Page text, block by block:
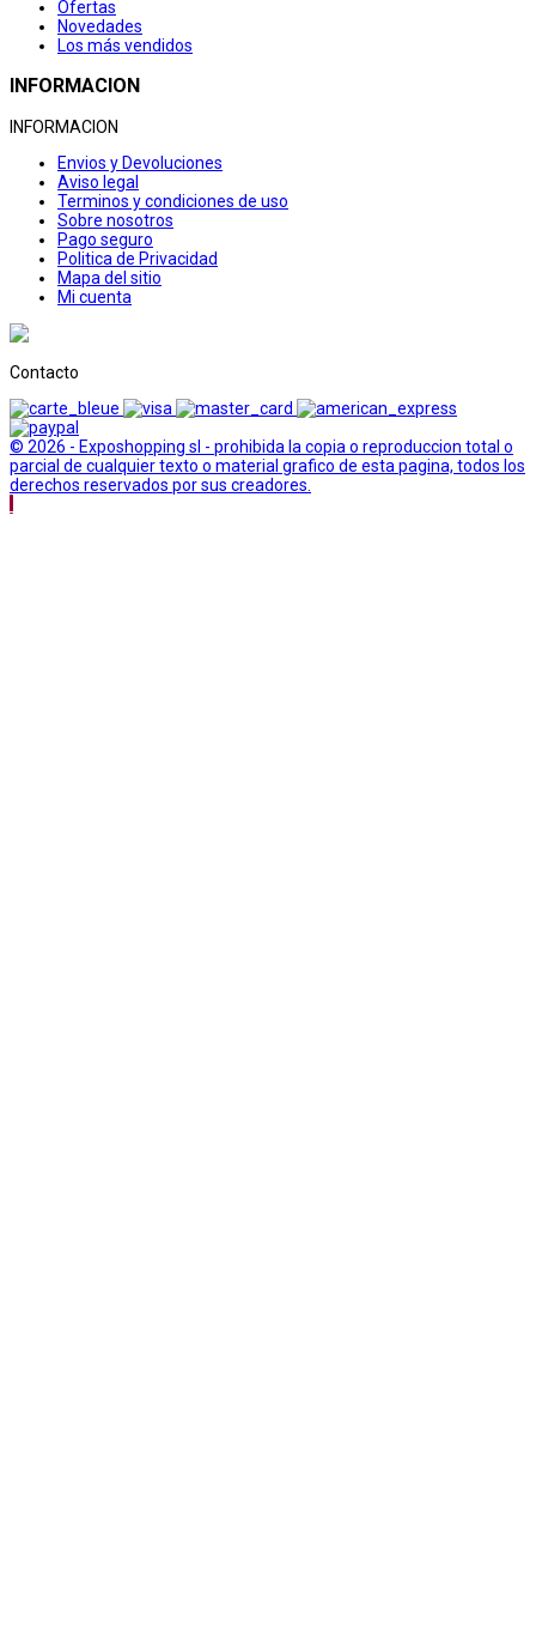
Ofertas
Novedades
Los más vendidos
INFORMACION
INFORMACION
Envios y Devoluciones
Aviso legal
Terminos y condiciones de uso
Sobre nosotros
Pago seguro
Politica de Privacidad
Mapa del sitio
Mi cuenta
Contacto
© 2026 - Exposhopping sl - prohibida la copia o reproduccion total o
parcial de cualquier texto o material grafico de esta pagina, todos los
derechos reservados por sus creadores.